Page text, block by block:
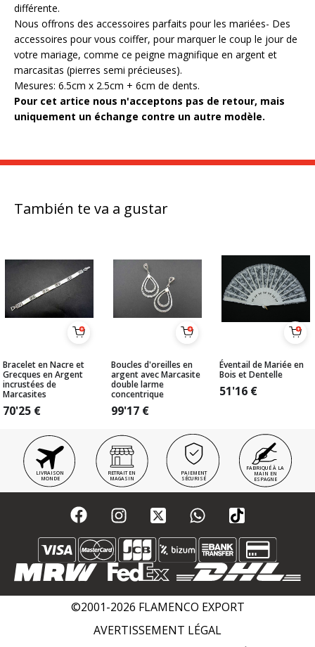
différente.
Nous offrons des accessoires parfaits pour les mariées- Des
accessoires pour vous coiffer, pour marquer le coup le jour de
votre mariage, comme ce peigne magnifique en argent et
marcasitas (pierres semi précieuses).
Mesures: 6.5cm x 2.5cm + 6cm de dents.
Pour cet artice nous n'acceptons pas de retour, mais
uniquement un échange contre un autre modèle.
También te va a gustar
Bracelet en Nacre et
Grecques en Argent
incrustées de
Marcasites
70'25 €
Boucles d'oreilles en
argent avec Marcasite
double larme
concentrique
99'17 €
Éventail de Mariée en
Bois et Dentelle
51'16 €
LIVRAISON
MONDE
RETRAIT EN
MAGASIN
PAIEMENT
SÉCURISÉ
FABRIQUÉ À LA
MAIN EN
ESPAGNE
©2001-2026 FLAMENCO EXPORT
AVERTISSEMENT LÉGAL